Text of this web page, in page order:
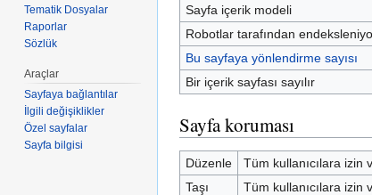
Sayfa içerik modeli
Robotlar tarafından
Bu sayfaya yönlendirme sayısı
Bir içerik sayfası sayılır
Sayfa koruması
Düzenle
Tüm kullanıcılara izin
Taşı
Tüm kullanıcılara izin
Tematik Dosyalar
Raporlar
Sözlük
Araçlar
Sayfaya bağlantılar
İlgili değişiklikler
Özel sayfalar
Sayfa bilgisi